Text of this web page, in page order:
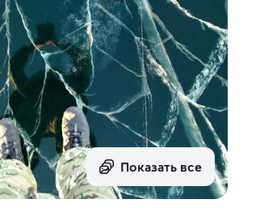
Показать все